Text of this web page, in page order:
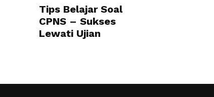
Tips Belajar Soal
CPNS – Sukses
Lewati Ujian